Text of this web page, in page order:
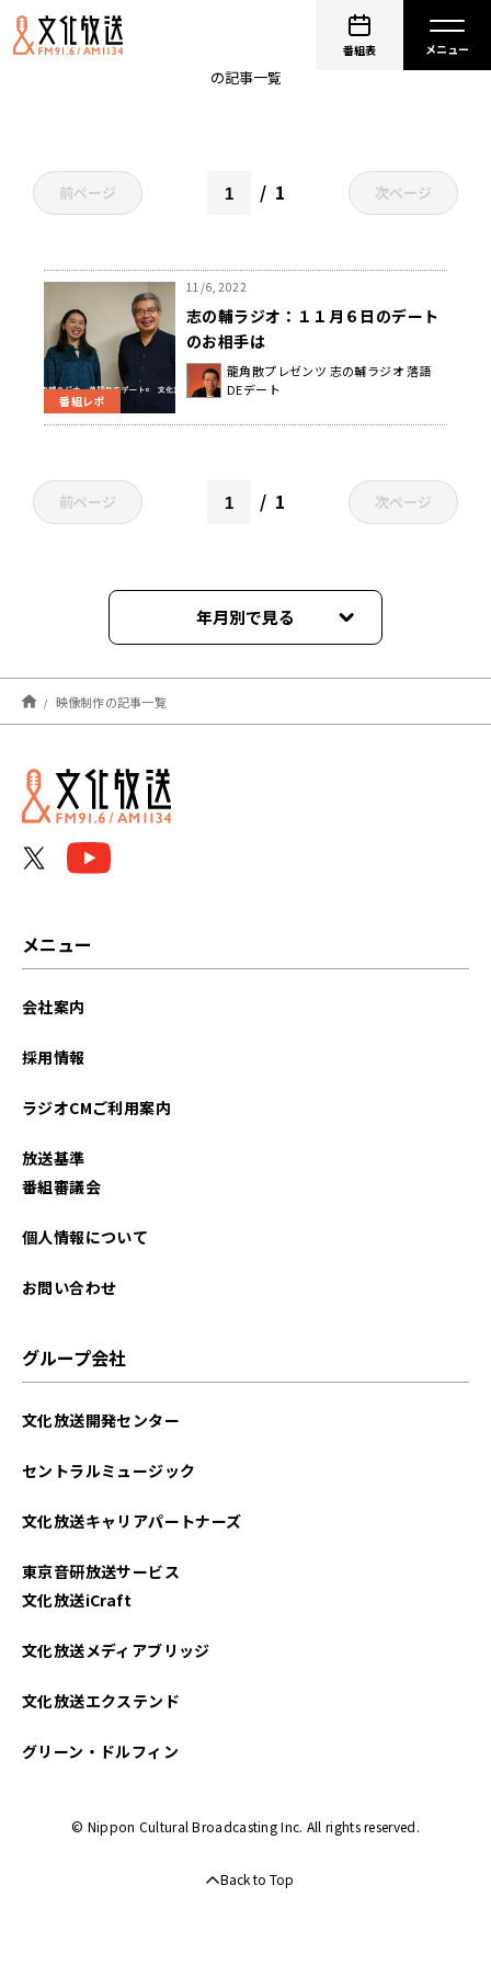
番組表
の記事一覧
前ページ 1 次ページ
番組レポ
11/6, 2022
志の輔ラジオ：１１月６日のデート
のお相手は
龍角散プレゼンツ 志の輔ラジオ 落語
DEデート
前ページ 1 次ページ
年月別で見る
2022年11月
映像制作の記事一覧
メニュー
会社案内
採用情報
ラジオCMご利用案内
放送基準
番組審議会
個人情報について
お問い合わせ
グループ会社
文化放送開発センター
セントラルミュージック
文化放送キャリアパートナーズ
東京音研放送サービス
文化放送iCraft
文化放送メディアブリッジ
文化放送エクステンド
グリーン・ドルフィン
© Nippon Cultural Broadcasting Inc. All rights reserved.
Back to Top